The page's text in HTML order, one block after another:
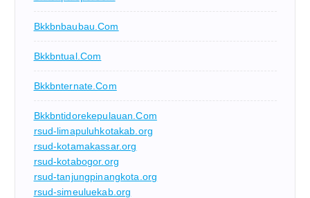
Bkkbnbaubau.com
Bkkbntual.com
Bkkbnternate.com
Bkkbntidorekepulauan.com
rsud-limapuluhkotakab.org
rsud-kotamakassar.org
rsud-kotabogor.org
rsud-tanjungpinangkota.org
rsud-simeuluekab.org